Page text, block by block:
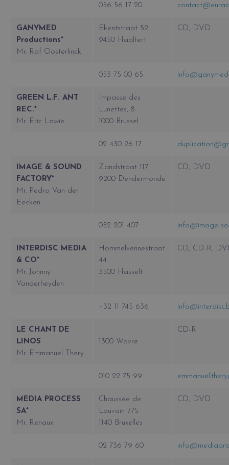
056 56 17 20
GANYMED
Productions*
Mr. Raf Oosterlinck
Ekentstraat 52
9450 Haaltert
CD, DVD
053 75 00 65
GREEN L.F. ANT
REC.*
Mr. Eric Lowie
Impasse des
Lunettes, 8
1000 Brussel
02 430 26 17
IMAGE & SOUND
FACTORY*
Mr. Pedro Van der
Eecken
Zandstraat 117
9200 Dendermonde
CD, DVD
052 201 407 info@image-
INTERDISC MEDIA
& CO*
Mr. Johnny
Vanderheyden
Hommelvennestraat
44
3500 Hasselt
CD, CD-R,
+32 11 745 636
LE CHANT DE
LINOS
Mr. Emmanuel Thery
1300 Wavre
CD-R
010 22 75 99
MEDIA PROCESS
SA*
Mr. Renaux
Chaussée de
Louvain 775
1140 Bruxelles
CD, DVD
02 736 79 60